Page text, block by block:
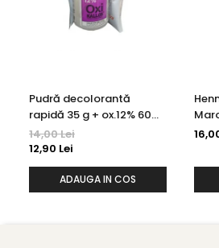
Pudră decolorantă
rapidă 35 g + ox.12% 60
ml Kallos
14,00 Lei
12,90 Lei
ADAUGA IN COS
ml